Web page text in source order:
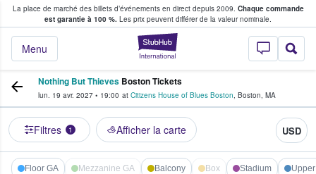
La place de marché des billets d’événements en direct depuis 2009. Chaque commande
est garantie à 100 %. Les prix peuvent différer de la valeur nominale.
StubHub - Où
Menu
fans achètent et vendent des billets
Nothing But Thieves Boston Tickets
lun. 19 avr. 2027 • 19:00 at Citizens House of Blues Boston, Boston, MA
Filtres 1 Afficher la carte USD
Floor GA Mezzanine GA Balcony Box Stadium